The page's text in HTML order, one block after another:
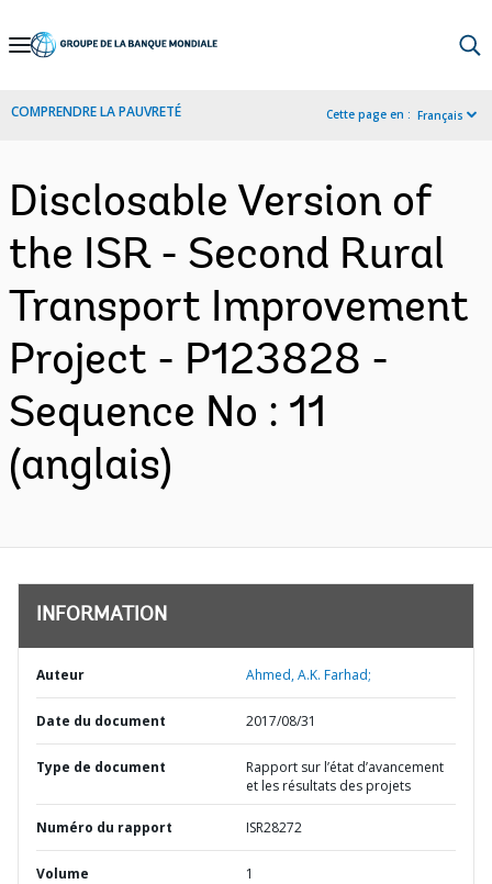
Skip
Navigation
COMPRENDRE LA PAUVRETÉ Cette page en : Français
Disclosable Version of
the ISR - Second Rural
Transport Improvement
Project - P123828 -
Sequence No : 11
(anglais)
INFORMATION
Auteur Ahmed, A.K. Farhad;
Date du document 2017/08/31
Type de document
Rapport sur l’état d’avancement
et les résultats des projets
Numéro du rapport ISR28272
Volume 1